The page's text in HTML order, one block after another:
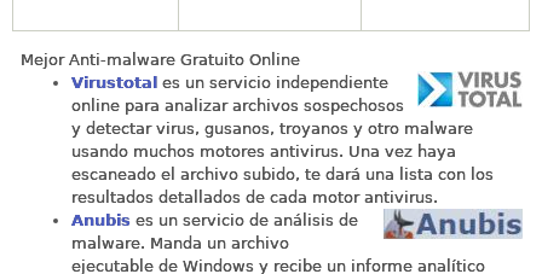
Mejor Anti-malware Gratuito Online
Virustotal es un servicio independiente
online para analizar archivos sospechosos
y detectar virus, gusanos, troyanos y otro malware
usando muchos motores antivirus. Una vez haya
escaneado el archivo subido, te dará una lista con los
resultados detallados de cada motor antivirus.
Anubis es un servicio de análisis de
malware. Manda un archivo
ejecutable de Windows y recibe un informe analítico